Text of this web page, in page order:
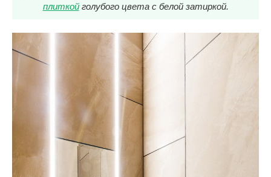
плиткойголубого цвета с белой затиркой.